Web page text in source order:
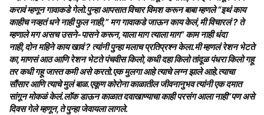
करावं म्हणून गावाकडे गेलो.पुन्हा आपसात विचार विमश करून बाबा म्हणले “इथं काय
काहीच नव्हतं धने नाही फुल नाही,” मग गावाकडे जाऊन काय केलं,मी विचारलं ? ते
म्हणाले मग असच उसने-पासने करून,याला माग त्याला माग” काम नाही धंदा
नाही,दोन महिने काय खावं ? त्यांनी पुन्हा मलाच प्रतिप्रश्न केला.मी म्हणलं रेशन भेटते
का,माणसं आठ आणि रेशन भेटते पंचवीस किलो,कधी दहा किलो तांदूळ पंधरा किलो गहू
तर कधी गहू जास्त कमी असे करतो.एक मुलगा आहे त्याचे लग्न झाले आहे.त्याचा
सौंसार आणि त्याचे मुलं बाळ.एकूण कोरोना काळातील जीवनानुभव त्यांनी एक दमात
सांगून मोकळं केलं.लॉक डाऊन काळात दवाखाण्याचा काही परसंग आला नाही”पण असे
दिवस गेले म्हणून,ते पुन्हा जेवायला लागले.